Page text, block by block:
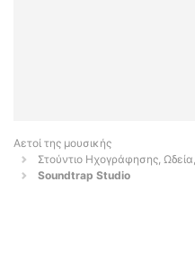
Αετοί της μουσικής
Στούντιο Ηχογράφησης,
Soundtrap Studio